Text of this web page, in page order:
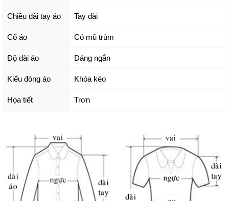
Chiều dài tay áo Tay dài
Cổ áo Có mũ trùm
Độ dài áo Dáng ngắn
Kiểu đóng áo Khóa kéo
Họa tiết Trơn